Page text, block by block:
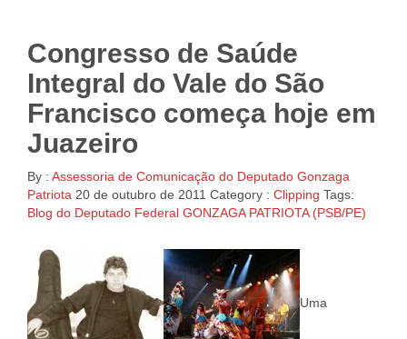
Congresso de Saúde
Integral do Vale do São
Francisco começa hoje em
Juazeiro
By : Assessoria de Comunicação do Deputado Gonzaga
Patriota 20 de outubro de 2011 Category : Clipping Tags:
Blog do Deputado Federal GONZAGA PATRIOTA (PSB/PE)
Uma